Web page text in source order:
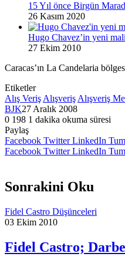
15 Yıl önce Birgün
26 Kasım 2020
Hugo Chavez’in yeni
27 Ekim 2010
Caracas’ın La Candelaria
Etiketler
Alış Veriş Alışveriş Alışveriş
BJK27 Aralık 2008
0 198 1 dakika okuma süresi
Paylaş
Facebook Twitter LinkedIn
Facebook Twitter LinkedIn
Sonrakini Oku
Fidel Castro Düşünceleri
03 Ekim 2010
Fidel Castro;